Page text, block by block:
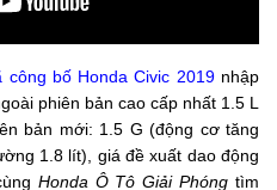
công bố Honda Civic 2019nhập
phiên bản cao cấp nhất 1.5 L
bản mới: 1.5 G (động cơ tăng
1.8 lít), giá đề xuất dao động
Honda Ô Tô Giải Phóng tìm